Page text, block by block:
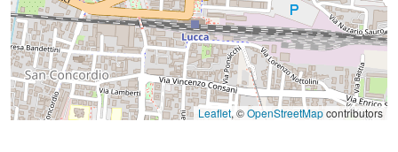
Leaflet, ©OpenStreetMapcontributors